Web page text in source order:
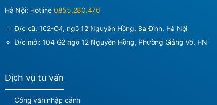
Hà Nội: Hotline 0855.280.476
Đ/c cũ: 102-G4, ngõ 12 Nguyên Hồng, Ba Đình, Hà Nội
Đ/c mới: 104 G2 ngõ 12 Nguyên Hồng, Phường Giảng Võ, HN
Dịch vụ tư vấn
Công văn nhập cảnh